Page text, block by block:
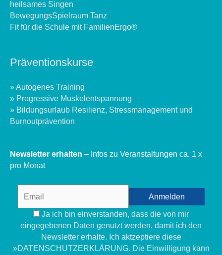
heilsames Singen
BewegungsSpielraum Tanz
Fit für die Schule mit FamilienErgo®
Präventionskurse
» Autogenes Training
» Progressive Muskelentspannung
» Bildungsurlaub Resilienz, Stressmanagement und
Burnoutprävention
Newsletter erhalten – Infos zu Veranstaltungen ca. 1 x
pro Monat
Ja ich bin einverstanden, dass die von mir
eingegebenen Daten genutzt werden, damit ich den
Newsletter erhalte. Ich aktzeptiere diese
»DATENSCHUTZERKLÄRUNG. Die Einwilligung kann